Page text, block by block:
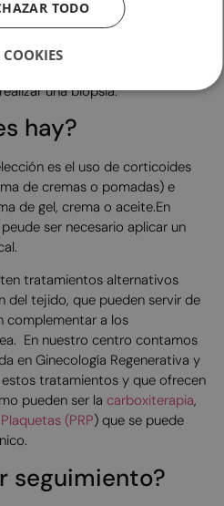
mediante la exploración
acudir a un centro con
en patología vulvar. En algunos
una biopsia.
hay?
es el uso de corticoides
de cremas o pomadas) e
de gel, crema o aceite.En
ser necesario aplicar un
tratamientos alternativos
del tejido, que pueden servir de
complementar a los
En nuestro centro contamos
en Ginecología Regenerativa y
tratamientos y que ofrecen
pueden ser la carboxiterapia,
(PRP) que se puede
seguimiento?
TODO